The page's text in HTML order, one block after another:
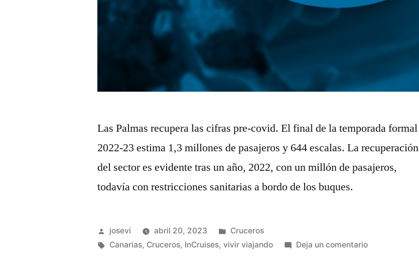
Las Palmas recupera las cifras pre-covid. El final de la temporada formal
2022-23 estima 1,3 millones de pasajeros y 644 escalas. La recuperación
del sector es evidente tras un año, 2022, con un millón de pasajeros,
todavía con restricciones sanitarias a bordo de los buques.
Publicado
por
josevi abril 20, 2023
Publicado
en
Cruceros
Etiquetas:
Canarias, Cruceros, InCruises,vivir viajando Deja un comentarioen